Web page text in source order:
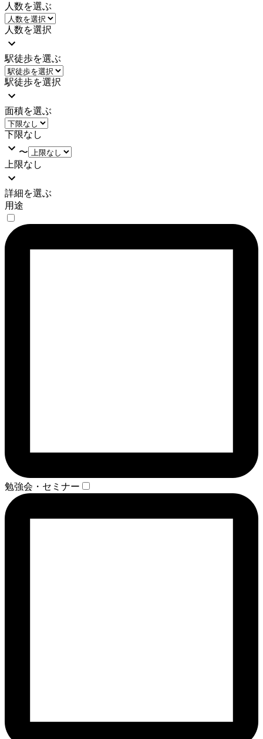
人数を選ぶ
人数を選択
駅徒歩を選ぶ
駅徒歩を選択
面積を選ぶ
下限なし
〜
上限なし
詳細を選ぶ
用途
勉強会・セミナー